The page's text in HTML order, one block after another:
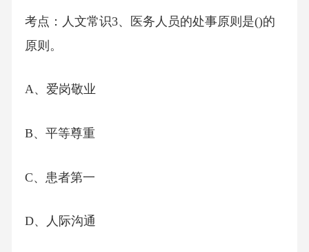
考点：人文常识3、医务人员的处事原则是()的
原则。
A、爱岗敬业
B、平等尊重
C、患者第一
D、人际沟通